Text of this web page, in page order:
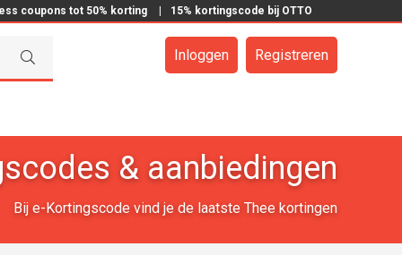
coupons tot 50% korting 15% kortingscode bij OTTO
Inloggen Registreren
& aanbiedingen
Bij e-Kortingscode vind je de laatste Thee kortingen